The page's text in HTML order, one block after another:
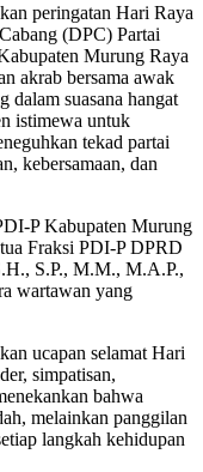
peringatan Hari Raya
(DPC) Partai
Murung Raya
akrab bersama awak
dalam suasana hangat
istimewa untuk
tekad partai
kebersamaan, dan
P Kabupaten Murung
Fraksi PDI-P DPRD
S.P., M.M., M.A.P.,
wartawan yang
ucapan selamat Hari
simpatisan,
bahwa
melainkan panggilan
langkah kehidupan